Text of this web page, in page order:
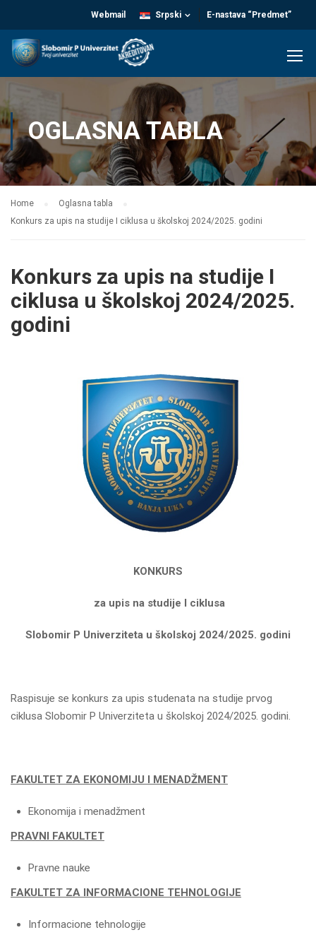
E-nastava “Predmet”
Srpski
Webmail
OGLASNA TABLA
Home
Oglasna tabla
Konkurs za upis na studije I ciklusa u školskoj 2024/2025. godini
Konkurs za upis na studije I
ciklusa u školskoj 2024/2025.
godini
KONKURS
za upis na studije I ciklusa
Slobomir P Univerziteta u školskoj 2024/2025. godini
Raspisuje se konkurs za upis studenata na studije prvog
ciklusa Slobomir P Univerziteta u školskoj 2024/2025. godini.
FAKULTET ZA EKONOMIJU I MENADŽMENT
Ekonomija i menadžment
PRAVNI FAKULTET
Pravne nauke
FAKULTET ZA INFORMACIONE TEHNOLOGIJE
Informacione tehnologije